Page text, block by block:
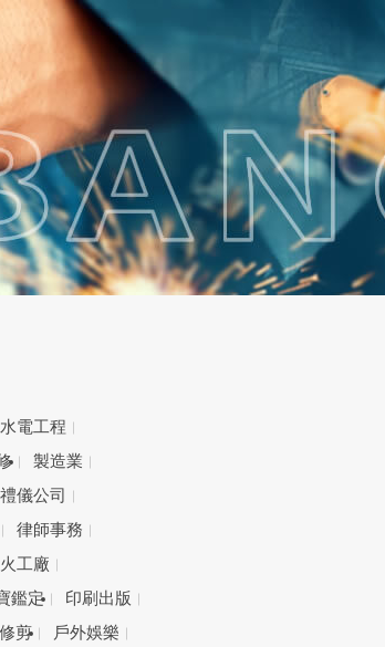
水電工程
製造業
禮儀公司
律師事務
工廠
鑑定
印刷出版
剪
戶外娛樂